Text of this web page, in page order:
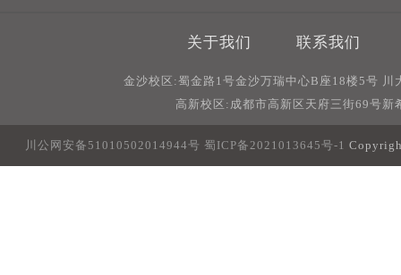
关于我们 联系我们
金沙校区:蜀金路1号金沙万瑞中心B座18楼5号
高新校区:成都市高新区天府三街69号
川公网安备51010502014944号 蜀ICP备2021013645号-1